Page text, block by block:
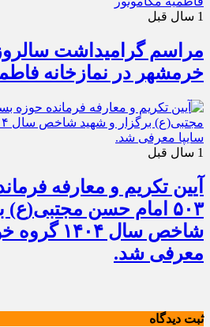
1 سال قبل
مراسم گرامیداشت
خرمشهر در نمازخانه
1 سال قبل
آیین تکریم و معارفه
۵۰۳ امام حسن
شاخص سال
معرفی شد.
ثبت دیدگاه